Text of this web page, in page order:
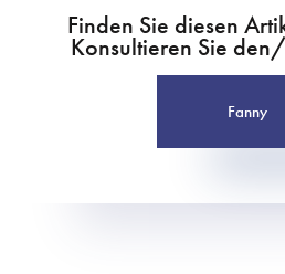
Finden Sie diesen
Konsultieren Sie
Fanny